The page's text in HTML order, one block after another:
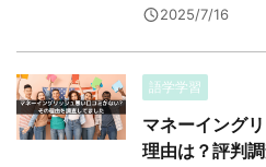
2025/7/16
語学学習
マネーイング
理由は？評判